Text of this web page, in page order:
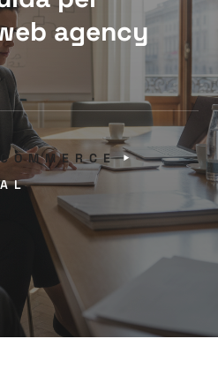
agency